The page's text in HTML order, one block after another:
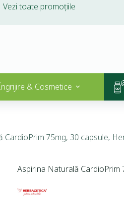
Vezi toate promoțiile
& Cosmetice
CardioPrim 75mg, 30 capsule,
Aspirina Naturală CardioPrim